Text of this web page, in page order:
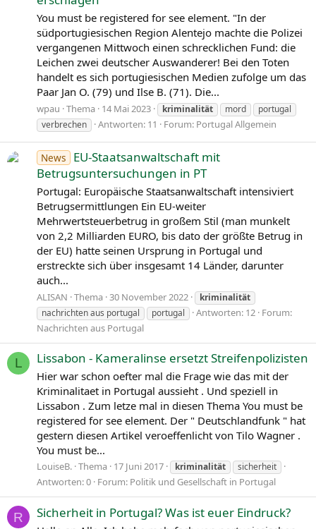
You must be registered for see element. "In der
südportugiesischen Region Alentejo machte die Polizei
vergangenen Mittwoch einen schrecklichen Fund: die
Leichen zwei deutscher Auswanderer! Bei den Toten
handelt es sich portugiesischen Medien zufolge um das
Paar Jan O. (79) und Ilse B. (71). Die...
wpau Thema 14 Mai 2023 kriminalität mord
portugal
verbrechen
Antworten: 11 Forum: Portugal Allgemein
News
EU-Staatsanwaltschaft mit
Betrugsuntersuchungen in PT
Portugal: Europäische Staatsanwaltschaft intensiviert
Betrugsermittlungen Ein EU-weiter
Mehrwertsteuerbetrug in großem Stil (man munkelt
von 2,2 Milliarden EURO, bis dato der größte Betrug in
der EU) hatte seinen Ursprung in Portugal und
erstreckte sich über insgesamt 14 Länder, darunter
auch...
ALISAN Thema 30 November 2022
kriminalität
nachrichten aus portugal
portugal Antworten: 12 Forum:
Nachrichten aus Portugal
L Lissabon - Kameralinse ersetzt Streifenpolizisten
Hier war schon oefter mal die Frage wie das mit der
Kriminalitaet in Portugal aussieht . Und speziell in
Lissabon . Zum letze mal in diesen Thema You must be
registered for see element. Der " Deutschlandfunk " hat
gestern diesen Artikel veroeffenlicht von Tilo Wagner .
You must be...
LouiseB. Thema 17 Juni 2017 kriminalität sicherheit
Antworten: 0 Forum: Politik und Gesellschaft in Portugal
R Sicherheit in Portugal? Was ist euer Eindruck?